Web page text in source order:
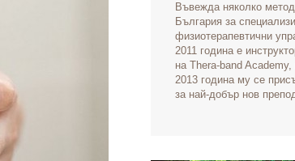
Въвежда няколко
България за
физиотерапевтични
2011 година е
на Thera-band Academy,
2013 година му се
за най-добър нов